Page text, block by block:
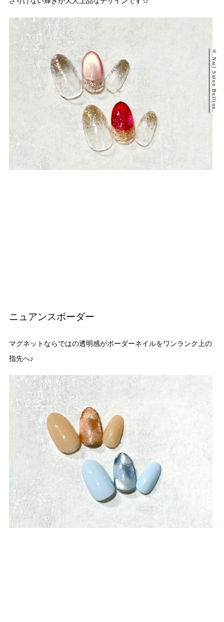
ニュアンスボーダー
マグネットならではの透明感がボーダーネイルをワンランク上の
指先へ♪
© Nail Salon Bullion.